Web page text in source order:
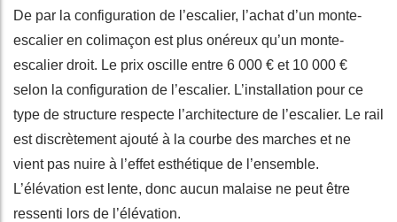
De par la configuration de l’escalier, l’achat d’un monte-
escalier en colimaçon est plus onéreux qu’un monte-
escalier droit. Le prix oscille entre 6 000 € et 10 000 €
selon la configuration de l’escalier. L’installation pour ce
type de structure respecte l’architecture de l’escalier. Le rail
est discrètement ajouté à la courbe des marches et ne
vient pas nuire à l’effet esthétique de l’ensemble.
L’élévation est lente, donc aucun malaise ne peut être
ressenti lors de l’élévation.